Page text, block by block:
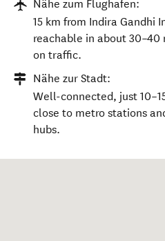
Nähe zum Flughafen:
15 km from Indira Gandhi
reachable in about 30–40
on traffic.
Nähe zur Stadt:
Well-connected, just
close to metro stations
hubs.